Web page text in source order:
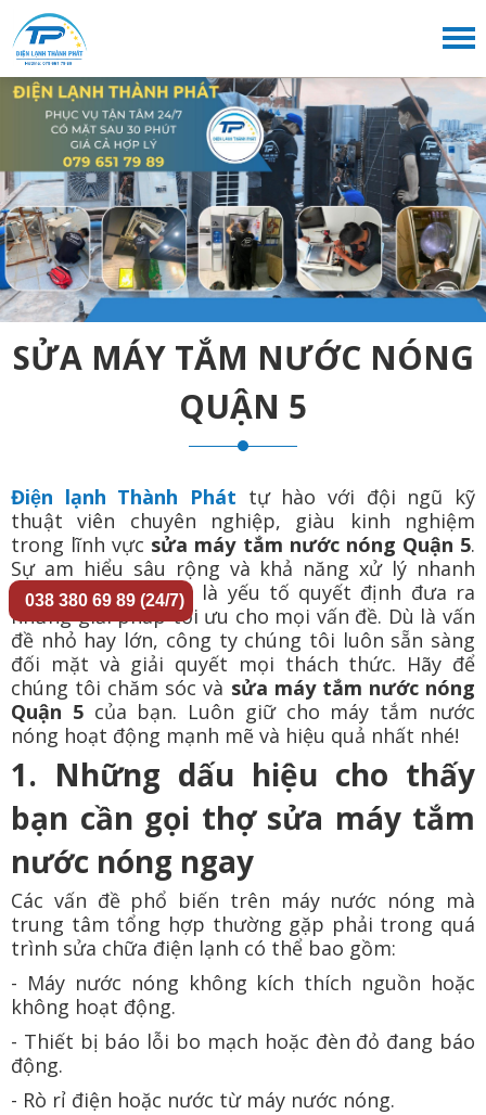
SỬA MÁY TẮM NƯỚC NÓNG
QUẬN 5
Điện lạnh Thành Phát tự hào với đội ngũ kỹ
thuật viên chuyên nghiệp, giàu kinh nghiệm
trong lĩnh vực sửa máy tắm nước nóng Quận 5.
Sự am hiểu sâu rộng và khả năng xử lý nhanh
chóng của đội ngũ là yếu tố quyết định đưa ra
những giải pháp tối ưu cho mọi vấn đề. Dù là vấn
đề nhỏ hay lớn, công ty chúng tôi luôn sẵn sàng
đối mặt và giải quyết mọi thách thức. Hãy để
chúng tôi chăm sóc và sửa máy tắm nước nóng
Quận 5 của bạn. Luôn giữ cho máy tắm nước
nóng hoạt động mạnh mẽ và hiệu quả nhất nhé!
1. Những dấu hiệu cho thấy
bạn cần gọi thợ sửa máy tắm
nước nóng ngay
Các vấn đề phổ biến trên máy nước nóng mà
trung tâm tổng hợp thường gặp phải trong quá
trình sửa chữa điện lạnh có thể bao gồm:
- Máy nước nóng không kích thích nguồn hoặc
không hoạt động.
- Thiết bị báo lỗi bo mạch hoặc đèn đỏ đang báo
động.
- Rò rỉ điện hoặc nước từ máy nước nóng.
038 380 69 89 (24/7)